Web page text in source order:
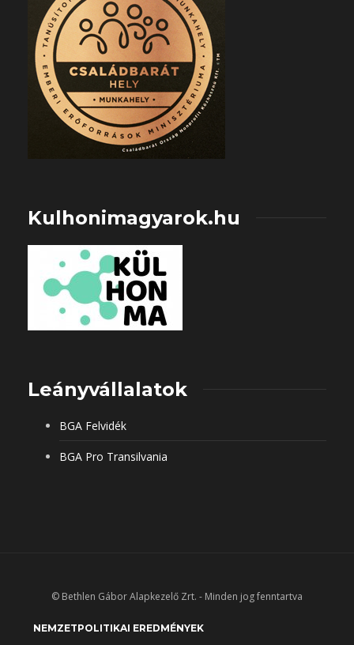
Kulhonimagyarok.hu
Leányvállalatok
BGA Felvidék
BGA Pro Transilvania
© Bethlen Gábor Alapkezelő Zrt. - Minden jog fenntartva
NEMZETPOLITIKAI EREDMÉNYEK